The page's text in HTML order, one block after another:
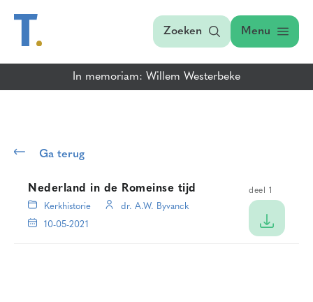
Zoeken Menu
In memoriam: Willem Westerbeke
Ga terug
Nederland in de Romeinse tijd deel 1
Kerkhistorie
dr. A.W. Byvanck
10-05-2021